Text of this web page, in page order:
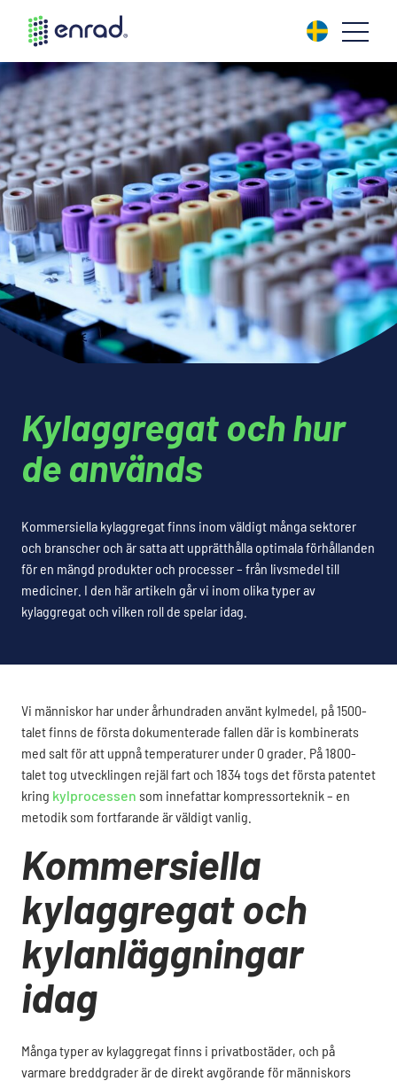
Kylaggregat och hur
de används
Kommersiella kylaggregat finns inom väldigt många sektorer
och branscher och är satta att upprätthålla optimala förhållanden
för en mängd produkter och processer – från livsmedel till
mediciner. I den här artikeln går vi inom olika typer av
kylaggregat och vilken roll de spelar idag.
Vi människor har under århundraden använt kylmedel, på 1500-
talet finns de första dokumenterade fallen där is kombinerats
med salt för att uppnå temperaturer under 0 grader. På 1800-
talet tog utvecklingen rejäl fart och 1834 togs det första patentet
kring kylprocessen som innefattar kompressorteknik – en
metodik som fortfarande är väldigt vanlig.
Kommersiella
kylaggregat och
kylanläggningar
idag
Många typer av kylaggregat finns i privatbostäder, och på
varmare breddgrader är de direkt avgörande för människors